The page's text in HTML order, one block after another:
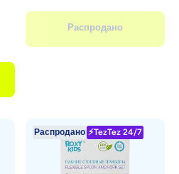
Распродано
Распродано ⚡TezTez 24/7